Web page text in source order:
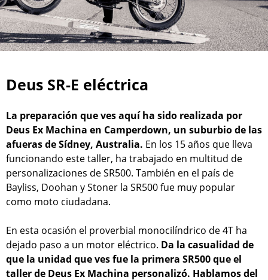
Deus SR-E eléctrica
La preparación que ves aquí ha sido realizada por
Deus Ex Machina en Camperdown, un suburbio de las
afueras de Sídney, Australia. En los 15 años que lleva
funcionando este taller, ha trabajado en multitud de
personalizaciones de SR500. También en el país de
Bayliss, Doohan y Stoner la SR500 fue muy popular
como moto ciudadana.
En esta ocasión el proverbial monocilíndrico de 4T ha
dejado paso a un motor eléctrico. Da la casualidad de
que la unidad que ves fue la primera SR500 que el
taller de Deus Ex Machina personalizó. Hablamos del